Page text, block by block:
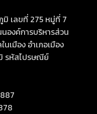
มิ เลขที่ 275 หมู่ที่ 7
องค์การบริหารส่วน
เมือง อำเภอเมือง
รหัสไปรษณีย์